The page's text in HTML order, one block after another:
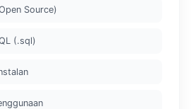
Source)
(.sql)